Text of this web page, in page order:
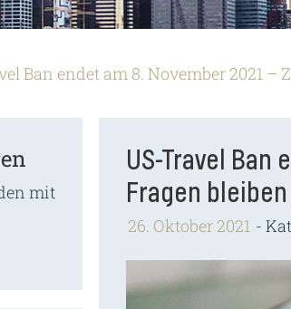
Ban endet am 8. November 2021
US-Travel Ban
Fragen
26. Oktober 2021
mit